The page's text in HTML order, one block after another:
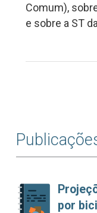
Comum),
e sobre a ST
por